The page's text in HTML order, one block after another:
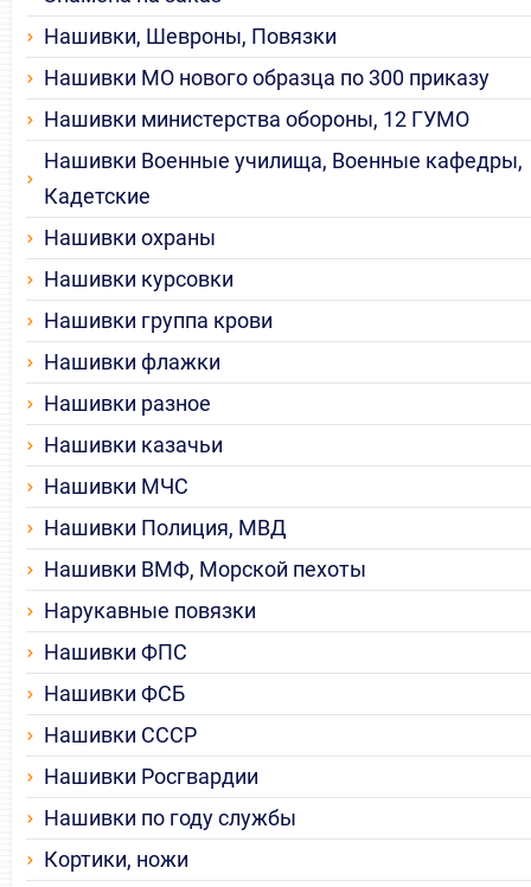
Нашивки, Шевроны, Повязки
Нашивки МО нового образца по 300 приказу
Нашивки министерства обороны, 12 ГУМО
Нашивки Военные училища, Военные кафедры,
Кадетские
Нашивки охраны
Нашивки курсовки
Нашивки группа крови
Нашивки флажки
Нашивки разное
Нашивки казачьи
Нашивки МЧС
Нашивки Полиция, МВД
Нашивки ВМФ, Морской пехоты
Нарукавные повязки
Нашивки ФПС
Нашивки ФСБ
Нашивки СССР
Нашивки Росгвардии
Нашивки по году службы
Кортики, ножи